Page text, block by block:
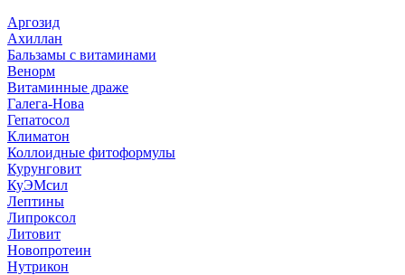
Аргозид
Ахиллан
Бальзамы с витаминами
Венорм
Витаминные драже
Галега-Нова
Гепатосол
Климатон
Коллоидные фитоформулы
Курунговит
КуЭМсил
Лептины
Липроксол
Литовит
Новопротеин
Нутрикон